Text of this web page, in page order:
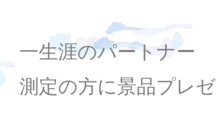
一生涯のパートナー
測定の方に景品プレ